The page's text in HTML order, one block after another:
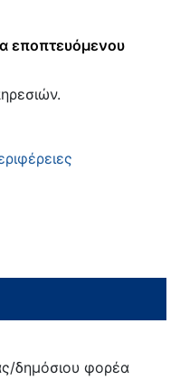
εποπτευόμενου
δημόσιου φορέα